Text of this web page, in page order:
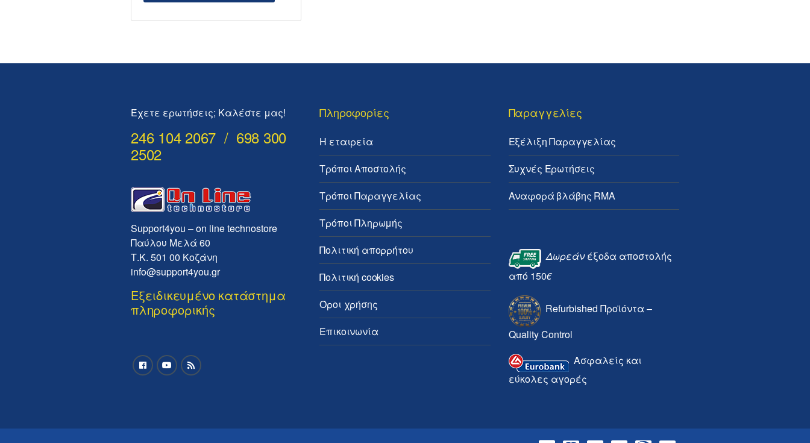
Έχετε ερωτήσεις; Καλέστε μας!
246 104 2067 / 698 300
2502
Support4you – on line technostore
Παύλου Μελά 60
Τ.Κ. 501 00 Κοζάνη
info@support4you.gr
Εξειδικευμένο κατάστημα
πληροφορικής
Πληροφορίες
Η εταιρεία
Τρόποι Αποστολής
Τρόποι Παραγγελίας
Τρόποι Πληρωμής
Πολιτική απορρήτου
Πολιτική cookies
Όροι χρήσης
Επικοινωνία
Παραγγελίες
Εξέλιξη Παραγγελίας
Συχνές Ερωτήσεις
Αναφορά βλάβης RMA
Δωρεάνέξοδα αποστολής
από 150€
Refurbished Προϊόντα –
Quality Control
Ασφαλείς και
εύκολες αγορές